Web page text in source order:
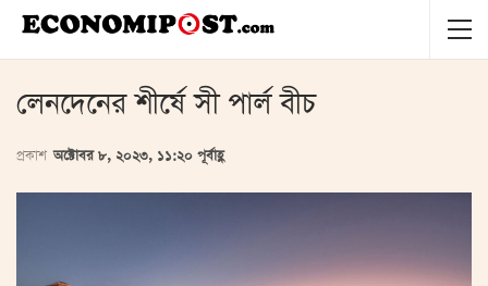
লেনদেনের শীর্ষে সী পার্ল বীচ
প্রকাশ অক্টোবর ৮, ২০২৩, ১১:২০ পূর্বাহ্ণ